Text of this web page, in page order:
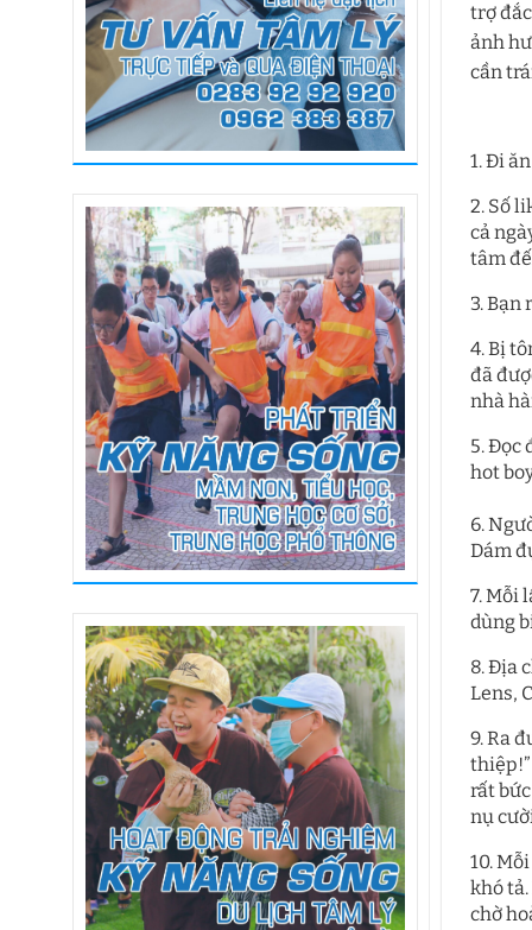
trợ
ảnh
cần
1. Đi
2. Số
cả
tâm
3.
4. Bị
đã
nhà
5. Đọc
hot
6.
Dám
7. Mỗi
dùng
8. Địa
Lens,
9. Ra
rất
nụ
10.
khó
chờ